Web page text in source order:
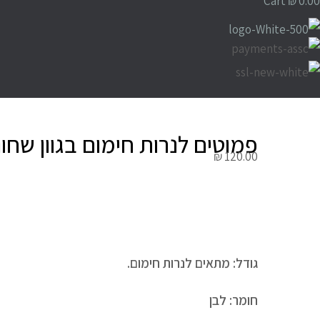
פמוטים לנרות חימום בגוון
₪120.00
גודל: מתאים לנרות חימום.
חומר: לבן